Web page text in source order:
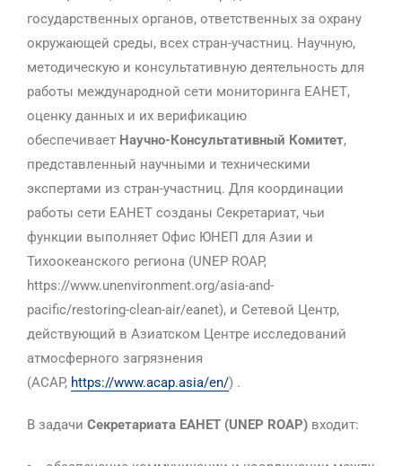
государственных органов, ответственных за охрану
окружающей среды, всех стран-участниц. Научную,
методическую и консультативную деятельность для
работы международной сети мониторинга ЕАНЕТ,
оценку данных и их верификацию
обеспечивает Научно-Консультативный Комитет,
представленный научными и техническими
экспертами из стран-участниц. Для координации
работы сети ЕАНЕТ созданы Секретариат, чьи
функции выполняет Офис ЮНЕП для Азии и
Тихоокеанского региона (UNEP ROAP,
https://www.unenvironment.org/asia-and-
pacific/restoring-clean-air/eanet), и Сетевой Центр,
действующий в Азиатском Центре исследований
атмосферного загрязнения
(ACAP, https://www.acap.asia/en/) .
В задачи Секретариата ЕАНЕТ (UNEP ROAP) входит: